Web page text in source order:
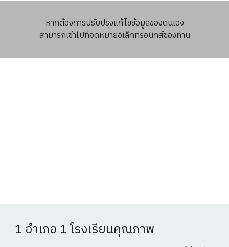
หากต้องการปรับปรุงแก้ไขข้อมูลของตนเอง
สามารถเข้าไปที่จดหมายอิเล็กทรอนิกส์ของท่าน
1 อำเภอ 1 โรงเรียนคุณภาพ